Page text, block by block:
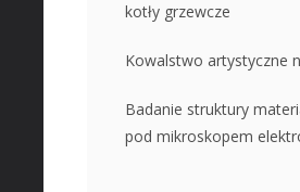
kotły grzewcze
Kowalstwo artystyczne
Badanie struktury
pod mikroskopem